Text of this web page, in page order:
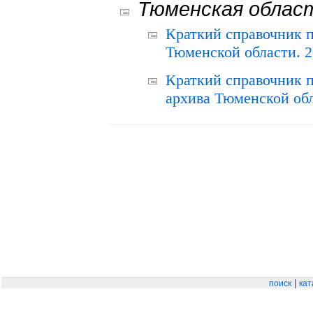
Тюменская
Краткий справочник
Тюменской области.
Краткий справочник
архива Тюменской
поиск